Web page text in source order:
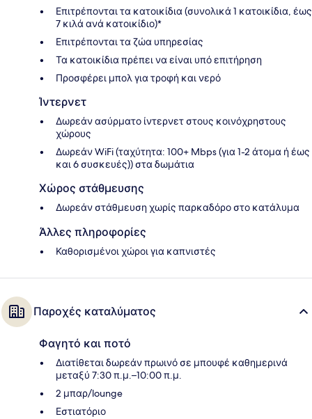
Επιτρέπονται τα κατοικίδια (συνολικά 1 κατοικίδια, έως
7 κιλά ανά κατοικίδιο)*
Επιτρέπονται τα ζώα υπηρεσίας
Τα κατοικίδια πρέπει να είναι υπό επιτήρηση
Προσφέρει μπολ για τροφή και νερό
Ίντερνετ
Δωρεάν ασύρματο ίντερνετ στους κοινόχρηστους
χώρους
Δωρεάν WiFi (ταχύτητα: 100+ Mbps (για 1-2 άτομα ή έως
και 6 συσκευές)) στα δωμάτια
Χώρος στάθμευσης
Δωρεάν στάθμευση χωρίς παρκαδόρο στο κατάλυμα
Άλλες πληροφορίες
Καθορισμένοι χώροι για καπνιστές
Παροχές καταλύματος
Φαγητό και ποτό
Διατίθεται δωρεάν πρωινό σε μπουφέ καθημερινά
μεταξύ 7:30 π.μ.–10:00 π.μ.
2 μπαρ/lounge
Εστιατόριο